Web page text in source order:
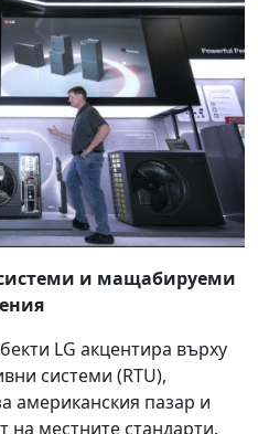
и мащабируеми
LG акцентира върху
системи (RTU),
американския пазар и
на местните стандарти.